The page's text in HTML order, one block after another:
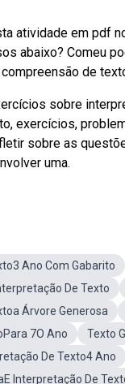
atividade em pdf
abaixo? Comeu
de
sobre
exercícios,
sobre as
uma.
Ano Com Gabarito
De Texto
Árvore Generosa
7O Ano
Texto
De Texto4 Ano
Interpretação De